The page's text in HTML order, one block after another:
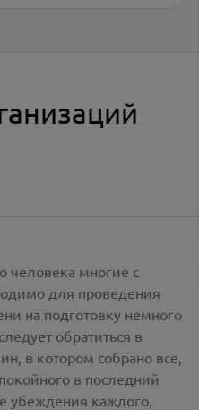
человека многие с
для проведения
на подготовку немного
обратиться в
в котором собрано все,
в последний
убеждения каждого,